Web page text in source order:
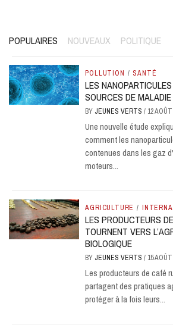
POPULAIRES NOUVEAUX POLITIQUE
POLLUTION / SANTÉ
LES
SOURCES DE
BY JEUNES VERTS/ 12
Une nouvelle étude
comment les
contenues dans les gaz
moteurs...
AGRICULTURE /
LES PRODUCTEURS
TOURNENT VERS
BIOLOGIQUE
BY JEUNES VERTS/ 15
Les producteurs de café
partagent des pratiques
protéger à la fois leurs...